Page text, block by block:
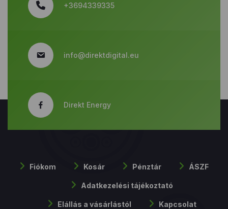
+3694339335
info@direktdigital.eu
Direkt Energy
Fiókom Kosár Pénztár ÁSZF
Adatkezelési tájékoztató
Elállás a vásárlástól Kapcsolat